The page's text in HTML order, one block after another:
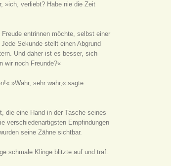
»ich, verliebt? Habe nie die Zeit
entrinnen möchte, selbst einer
Sekunde stellt einen Abgrund
Und daher ist es besser, sich
wir noch Freunde?«
»Wahr, sehr wahr,« sagte
die eine Hand in der Tasche seines
verschiedenartigsten Empfindungen
seine Zähne sichtbar.
schmale Klinge blitzte auf und traf.